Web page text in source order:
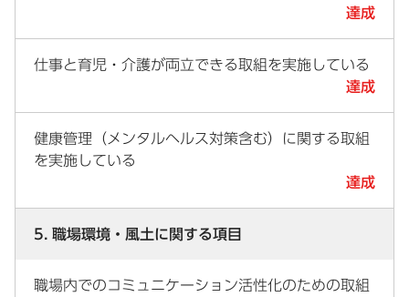
達成
仕事と育児・介護が両立できる取組を実施している
達成
健康管理（メンタルヘルス対策含む）に関する取組
を実施している
達成
5. 職場環境・風土に関する項目
職場内でのコミュニケーション活性化のための取組